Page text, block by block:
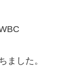
ました。